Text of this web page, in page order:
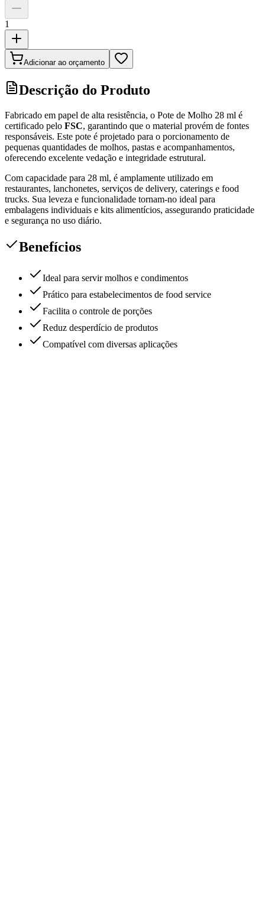
1
Adicionar ao orçamento
Descrição do Produto
Fabricado em papel de alta resistência, o Pote de Molho 28 ml é
certificado pelo FSC, garantindo que o material provém de fontes
responsáveis. Este pote é projetado para o porcionamento de
pequenas quantidades de molhos, pastas e acompanhamentos,
oferecendo excelente vedação e integridade estrutural.
Com capacidade para 28 ml, é amplamente utilizado em
restaurantes, lanchonetes, serviços de delivery, caterings e food
trucks. Sua leveza e funcionalidade tornam-no ideal para
embalagens individuais e kits alimentícios, assegurando praticidade
e segurança no uso diário.
Benefícios
Ideal para servir molhos e condimentos
Prático para estabelecimentos de food service
Facilita o controle de porções
Reduz desperdício de produtos
Compatível com diversas aplicações